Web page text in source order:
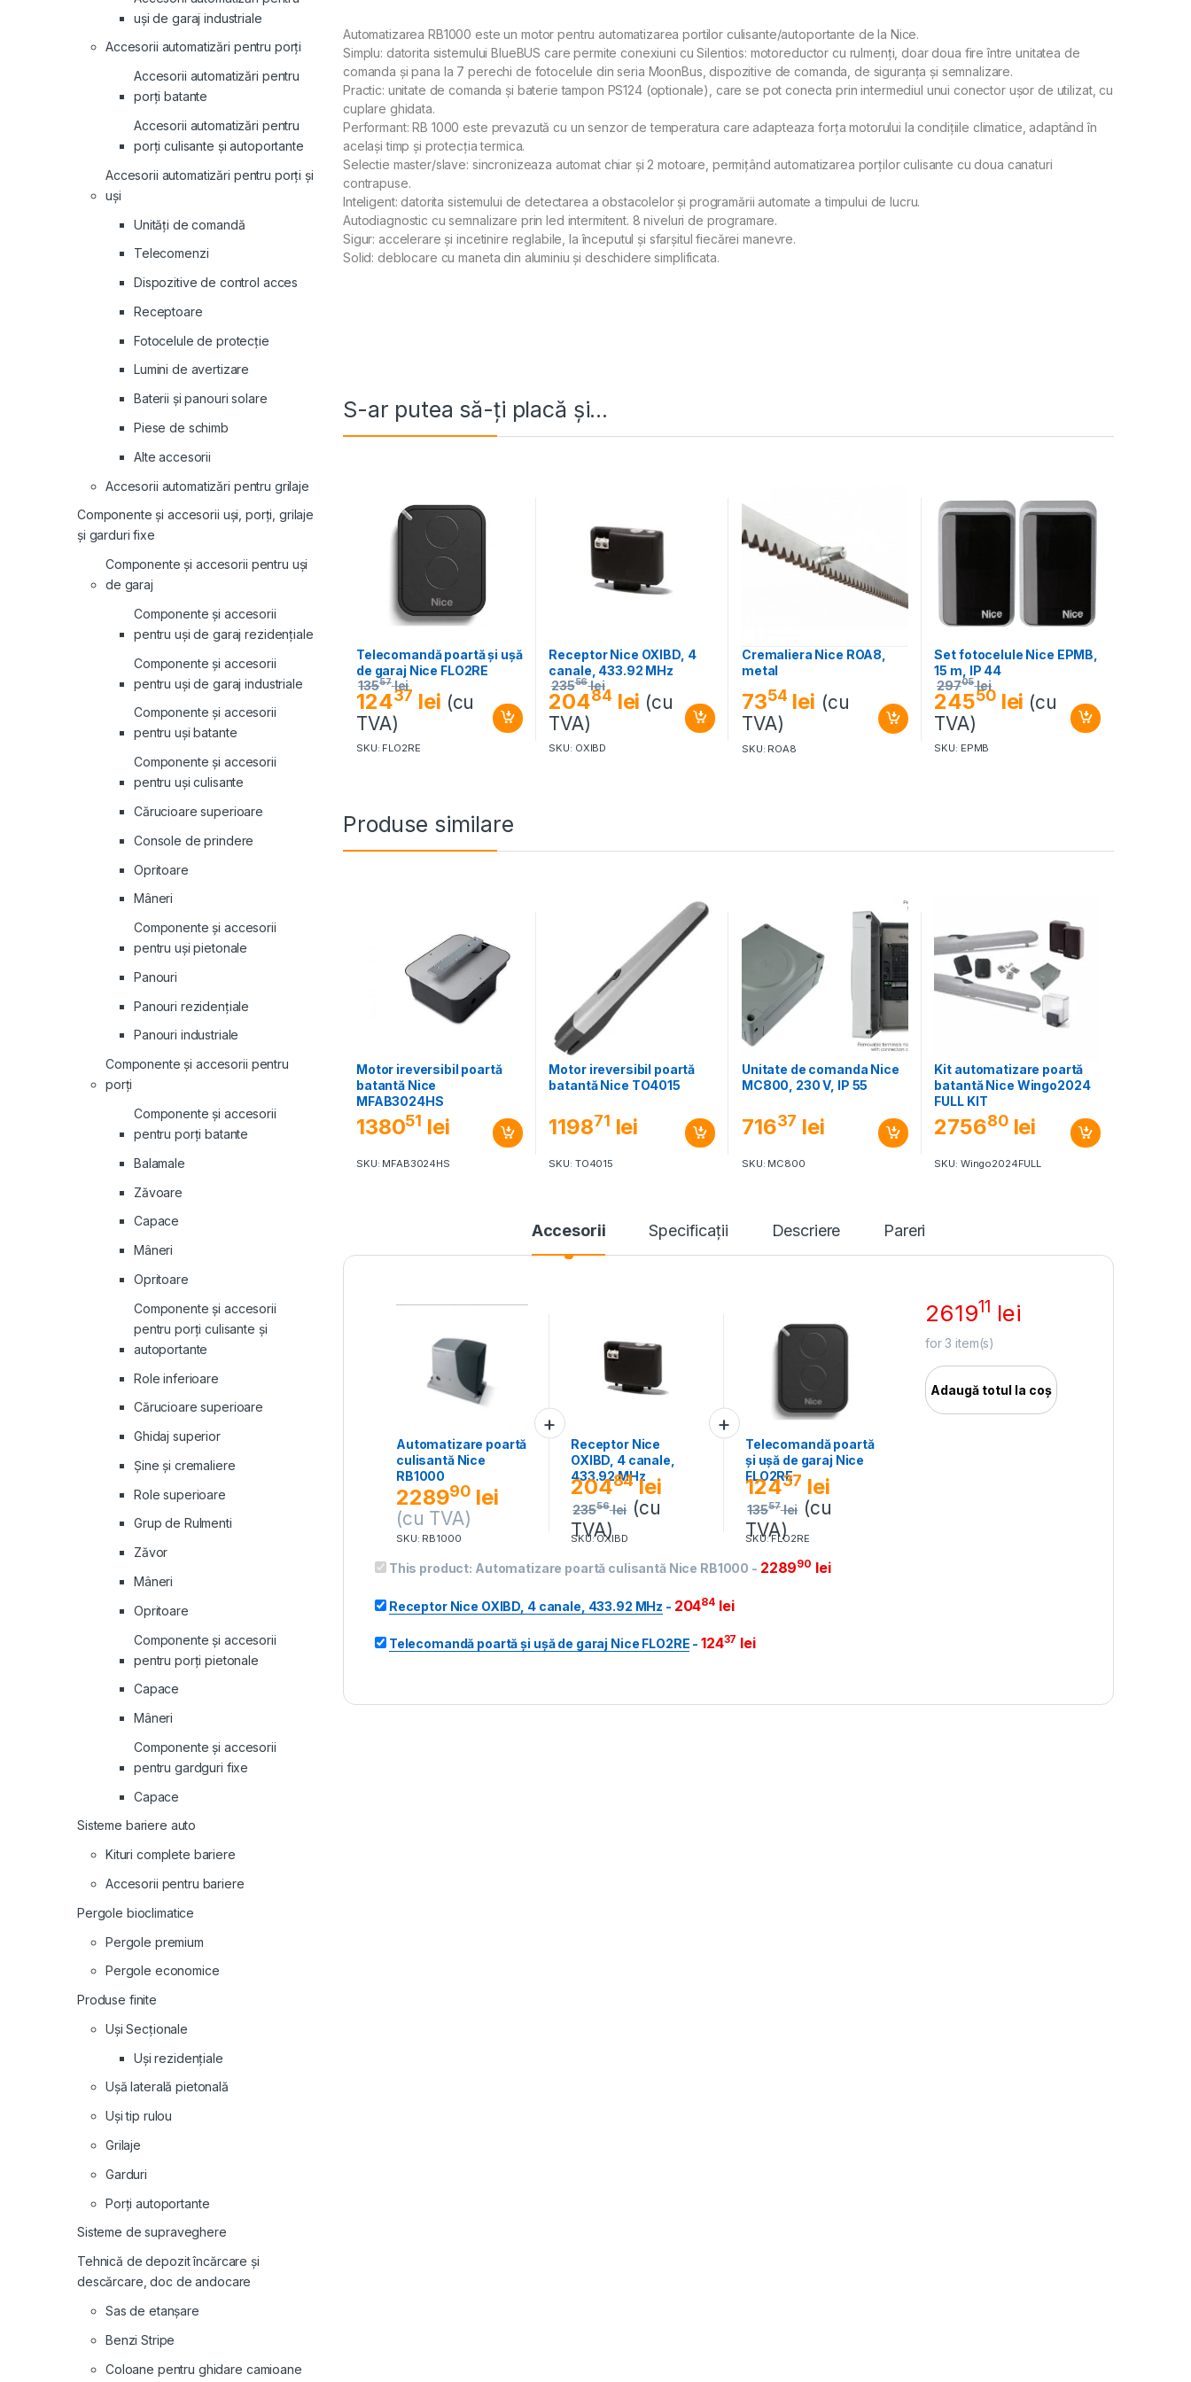
Automatizarea RB1000 este un motor pentru automatizarea portilor culisante/autoportante de la Nice.
Simplu: datorita sistemului BlueBUS care permite conexiuni cu Silentios: motoreductor cu rulmenți, doar doua fire între unitatea de
comanda și pana la 7 perechi de fotocelule din seria MoonBus, dispozitive de comanda, de siguranța și semnalizare.
Practic: unitate de comanda și baterie tampon PS124 (optionale), care se pot conecta prin intermediul unui conector ușor de utilizat, cu
cuplare ghidata.
Performant: RB 1000 este prevazută cu un senzor de temperatura care adapteaza forța motorului la condițiile climatice, adaptând în
același timp și protecția termica.
Selectie master/slave: sincronizeaza automat chiar și 2 motoare, permițând automatizarea porților culisante cu doua canaturi
contrapuse.
lnteligent: datorita sistemului de detectarea a obstacolelor și programării automate a timpului de lucru.
Autodiagnostic cu semnalizare prin led intermitent. 8 niveluri de programare.
Sigur: accelerare și incetinire reglabile, la începutul și sfarșitul fiecărei manevre.
Solid: deblocare cu maneta din aluminiu și deschidere simplificata.
S-ar putea să-ți placă și…
Telecomandă poartă și ușă
de garaj Nice FLO2RE
12437 lei
13557 lei
(cu
TVA)
SKU: FLO2RE
Receptor Nice OXIBD, 4
canale, 433.92 MHz
20484 lei
23556 lei
(cu
TVA)
SKU: OXIBD
Cremaliera Nice ROA8,
metal
7354 lei (cu
TVA)
SKU: ROA8
Set fotocelule Nice EPMB,
15 m, IP 44
24550 lei
29705 lei
(cu
TVA)
SKU: EPMB
Produse similare
Motor ireversibil poartă
batantă Nice
MFAB3024HS
138051 lei
SKU: MFAB3024HS
Motor ireversibil poartă
batantă Nice TO4015
119871 lei
SKU: TO4015
Unitate de comanda Nice
MC800, 230 V, IP 55
71637 lei
SKU: MC800
Kit automatizare poartă
batantă Nice Wingo2024
FULL KIT
275680 lei
SKU: Wingo2024FULL
Accesorii Specificaţii Descriere Pareri
Automatizare poartă
culisantă Nice
RB1000
228990 lei
(cu TVA)
SKU: RB1000
Receptor Nice
OXIBD, 4 canale,
433.92 MHz
20484 lei
23556 lei (cu
TVA)
SKU: OXIBD
Telecomandă poartă
și ușă de garaj Nice
FLO2RE
12437 lei
13557 lei (cu
TVA)
SKU: FLO2RE
This product: Automatizare poartă culisantă Nice RB1000 - 228990 lei
Receptor Nice OXIBD, 4 canale, 433.92 MHz - 20484 lei
Telecomandă poartă și ușă de garaj Nice FLO2RE -12437 lei
261911 lei
for3 item(s)
Adaugă totul la coș
uși de garaj industriale
Accesorii automatizări pentru porți
Accesorii automatizări pentru
porți batante
Accesorii automatizări pentru
porți culisante și autoportante
Accesorii automatizări pentru porți și
uși
Unități de comandă
Telecomenzi
Dispozitive de control acces
Receptoare
Fotocelule de protecție
Lumini de avertizare
Baterii și panouri solare
Piese de schimb
Alte accesorii
Accesorii automatizări pentru grilaje
Componente și accesorii uși, porți, grilaje
și garduri fixe
Componente și accesorii pentru uși
de garaj
Componente și accesorii
pentru uși de garaj rezidențiale
Componente și accesorii
pentru uși de garaj industriale
Componente și accesorii
pentru uși batante
Componente și accesorii
pentru uși culisante
Cărucioare superioare
Console de prindere
Opritoare
Mâneri
Componente și accesorii
pentru uși pietonale
Panouri
Panouri rezidenţiale
Panouri industriale
Componente și accesorii pentru
porți
Componente și accesorii
pentru porți batante
Balamale
Zăvoare
Capace
Mâneri
Opritoare
Componente și accesorii
pentru porți culisante și
autoportante
Role inferioare
Cărucioare superioare
Ghidaj superior
Şine şi cremaliere
Role superioare
Grup de Rulmenti
Zăvor
Mâneri
Opritoare
Componente și accesorii
pentru porți pietonale
Capace
Mâneri
Componente și accesorii
pentru gardguri fixe
Capace
Sisteme bariere auto
Kituri complete bariere
Accesorii pentru bariere
Pergole bioclimatice
Pergole premium
Pergole economice
Produse finite
Uși Secționale
Uși rezidențiale
Ușă laterală pietonală
Uși tip rulou
Grilaje
Garduri
Porți autoportante
Sisteme de supraveghere
Tehnică de depozit încărcare și
descărcare, doc de andocare
Sas de etanșare
Benzi Stripe
Coloane pentru ghidare camioane